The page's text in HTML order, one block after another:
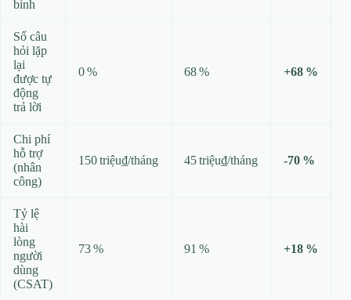
bình
Số câu
hỏi lặp
lại
được tự
động
trả lời
0 % 68 % +68 %
Chi phí
hỗ trợ
(nhân
công)
150 triệu₫/tháng 45 triệu₫/tháng ‑70 %
Tỷ lệ
hài
lòng
người
dùng
(CSAT)
73 % 91 % +18 %